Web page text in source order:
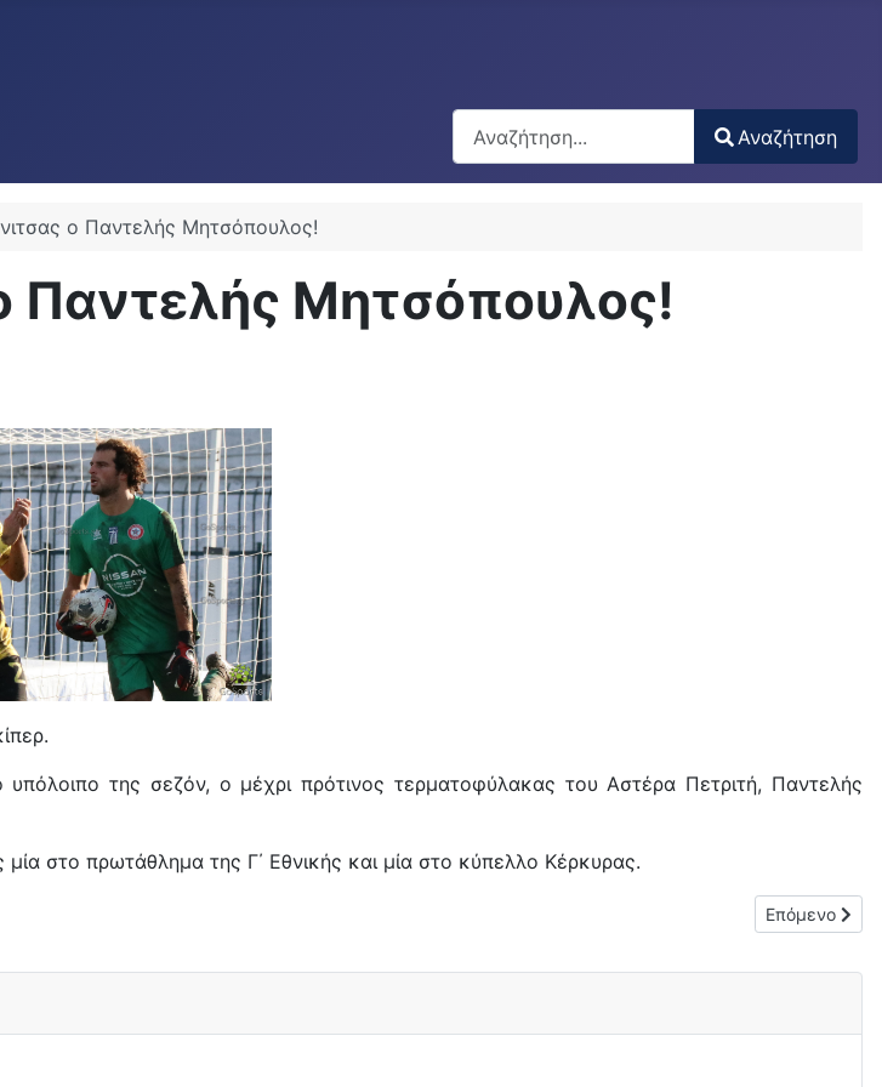
Αναζήτηση
Type 2 or more characters for results.
Αναζήτηση
ο Παντελής Μητσόπουλος!
Παντελής Μητσόπουλος!
της σεζόν, ο μέχρι πρότινος τερματοφύλακας του Αστέρα Πετριτή, Παντελής
στο πρωτάθλημα της Γ΄ Εθνικής και μία στο κύπελλο Κέρκυρας.
Επόμενο
Επόμενο